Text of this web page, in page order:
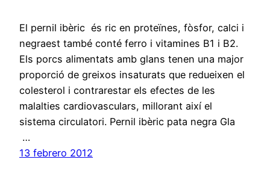
El pernil ibèric és ric en proteïnes, fòsfor, calci i
negraest també conté ferro i vitamines B1 i B2.
Els porcs alimentats amb glans tenen una major
proporció de greixos insaturats que redueixen el
colesterol i contrarestar els efectes de les
malalties cardiovasculars, millorant així el
sistema circulatori. Pernil ibèric pata negra Gla
…
13 febrero 2012